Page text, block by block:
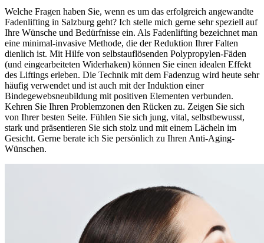
Welche Fragen haben Sie, wenn es um das erfolgreich angewandte
Fadenlifting in Salzburg geht? Ich stelle mich gerne sehr speziell auf
Ihre Wünsche und Bedürfnisse ein. Als Fadenlifting bezeichnet man
eine minimal-invasive Methode, die der Reduktion Ihrer Falten
dienlich ist. Mit Hilfe von selbstauflösenden Polypropylen-Fäden
(und eingearbeiteten Widerhaken) können Sie einen idealen Effekt
des Liftings erleben. Die Technik mit dem Fadenzug wird heute sehr
häufig verwendet und ist auch mit der Induktion einer
Bindegewebsneubildung mit positiven Elementen verbunden.
Kehren Sie Ihren Problemzonen den Rücken zu. Zeigen Sie sich
von Ihrer besten Seite. Fühlen Sie sich jung, vital, selbstbewusst,
stark und präsentieren Sie sich stolz und mit einem Lächeln im
Gesicht. Gerne berate ich Sie persönlich zu Ihren Anti-Aging-
Wünschen.